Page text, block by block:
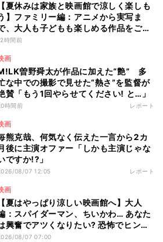
【夏休みは家族と映画館で涼しく楽しも
】ファミリー編：アニメから実写ま
、大人も子どもも楽しめる作品をご紹
- 編集部が注目する最新映画5選
時間前
画
曽野舜太が作品に加えた“艶” 多
な中での撮影で見せた“熱さ”を監督が
賛「もう1回やらせてください! と…」
時間前 レポート
画
熊克哉、何気なく伝えた一言から2カ
後に主演オファー「しかも主演じゃな
ですか!?」
08/07 12:05 レポート
画
【夏はやっぱり涼しい映画館へ】大人
：スパイダーマン、ちいかわ… あなた
興奮でアツくなりたい? 恐怖でヒンヤ
したい? - 編集部が注目する最新映画5
08/07 07:00